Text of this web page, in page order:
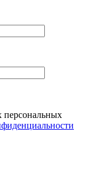
персональных